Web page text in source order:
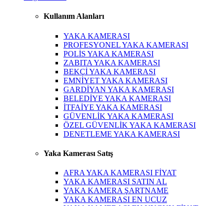
Kullanım Alanları
YAKA KAMERASI
PROFESYONEL YAKA KAMERASI
POLİS YAKA KAMERASI
ZABITA YAKA KAMERASI
BEKÇİ YAKA KAMERASI
EMNİYET YAKA KAMERASI
GARDİYAN YAKA KAMERASI
BELEDİYE YAKA KAMERASI
İTFAİYE YAKA KAMERASI
GÜVENLİK YAKA KAMERASI
ÖZEL GÜVENLİK YAKA KAMERASI
DENETLEME YAKA KAMERASI
Yaka Kamerası Satış
AFRA YAKA KAMERASI FİYAT
YAKA KAMERASI SATIN AL
YAKA KAMERA ŞARTNAME
YAKA KAMERASI EN UCUZ